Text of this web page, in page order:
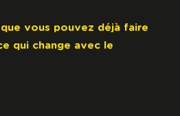
vous pouvez déjà faire
qui change avec le